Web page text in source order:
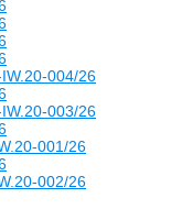
004/26
003/26
001/26
002/26